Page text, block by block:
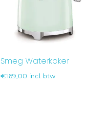
Smeg Waterkoker
€169,00 incl. btw